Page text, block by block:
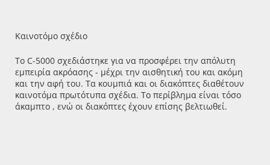
Καινοτόμο σχέδιο
Το C-5000 σχεδιάστηκε για να προσφέρει την απόλυτη
εμπειρία ακρόασης - μέχρι την αισθητική του και ακόμη
και την αφή του. Τα κουμπιά και οι διακόπτες διαθέτουν
καινοτόμα πρωτότυπα σχέδια. Το περίβλημα είναι τόσο
άκαμπτο , ενώ οι διακόπτες έχουν επίσης βελτιωθεί.